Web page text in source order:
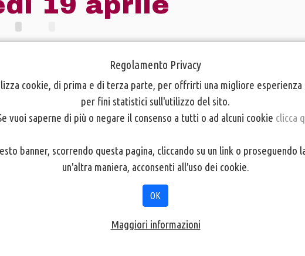
Regolamento Privacy
cookie, di prima e di terza parte, per offrirti una migliore esperienza
per fini statistici sull'utilizzo del sito.
vuoi saperne di più o negare il consenso a tutti o ad alcuni cookie clicca
banner, scorrendo questa pagina, cliccando su un link o proseguendo
un'altra maniera, acconsenti all'uso dei cookie.
OK
Maggiori informazioni
- pratica di ripresa